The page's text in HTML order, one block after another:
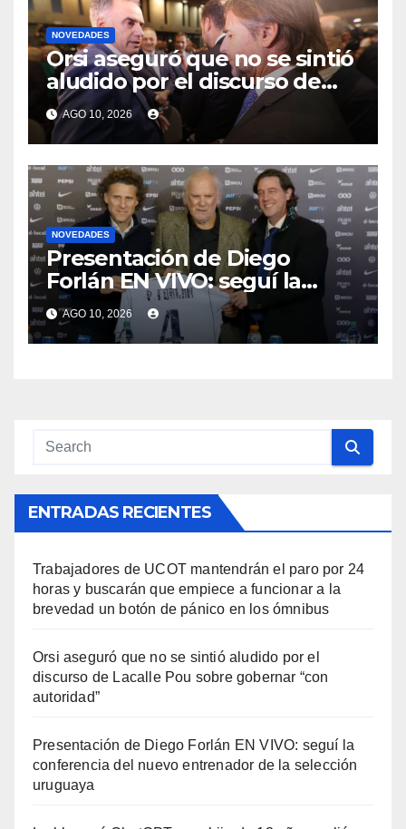
NOVEDADES
Orsi aseguró que no se sintió
aludido por el discurso de
Lacalle Pou sobre gobernar
“con autoridad”
AGO 10, 2026
NOVEDADES
Presentación de Diego
Forlán EN VIVO: seguí la
conferencia del nuevo
entrenador de la selección
uruguaya
AGO 10, 2026
ENTRADAS RECIENTES
Trabajadores de UCOT mantendrán el paro por 24
horas y buscarán que empiece a funcionar a la
brevedad un botón de pánico en los ómnibus
Orsi aseguró que no se sintió aludido por el
discurso de Lacalle Pou sobre gobernar “con
autoridad”
Presentación de Diego Forlán EN VIVO: seguí la
conferencia del nuevo entrenador de la selección
uruguaya